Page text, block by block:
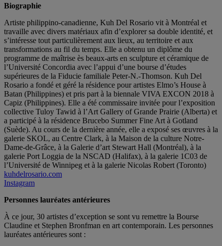
Biographie
Artiste philippino-canadienne, Kuh Del Rosario vit à Montréal et
travaille avec divers matériaux afin d’explorer sa double identité, et
s’intéresse tout particulièrement aux lieux, au territoire et aux
transformations au fil du temps. Elle a obtenu un diplôme du
programme de maîtrise ès beaux-arts en sculpture et céramique de
l’Université Concordia avec l’appui d’une bourse d’études
supérieures de la Fiducie familiale Peter-N.-Thomson. Kuh Del
Rosario a fondé et géré la résidence pour artistes Elmo’s House à
Batan (Philippines) et pris part à la biennale VIVA EXCON 2018 à
Capiz (Philippines). Elle a été commissaire invitée pour l’exposition
collective Tuloy Tawid à l’Art Gallery of Grande Prairie (Alberta) et
a participé à la résidence Brucebo Summer Fine Art à Gotland
(Suède). Au cours de la dernière année, elle a exposé ses œuvres à la
galerie SKOL, au Centre Clark, à la Maison de la culture Notre-
Dame-de-Grâce, à la Galerie d’art Stewart Hall (Montréal), à la
galerie Port Loggia de la NSCAD (Halifax), à la galerie 1C03 de
l’Université de Winnipeg et à la galerie Nicolas Robert (Toronto)
kuhdelrosario.com
Instagram
Personnes lauréates antérieures
À ce jour, 30 artistes d’exception se sont vu remettre la Bourse
Claudine et Stephen Bronfman en art contemporain. Les personnes
lauréates antérieures sont :